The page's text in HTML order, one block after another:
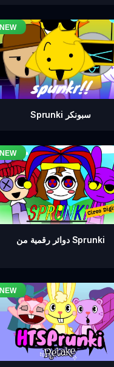
Sprunki سبونكر
دوائر رقمية من Sprunki